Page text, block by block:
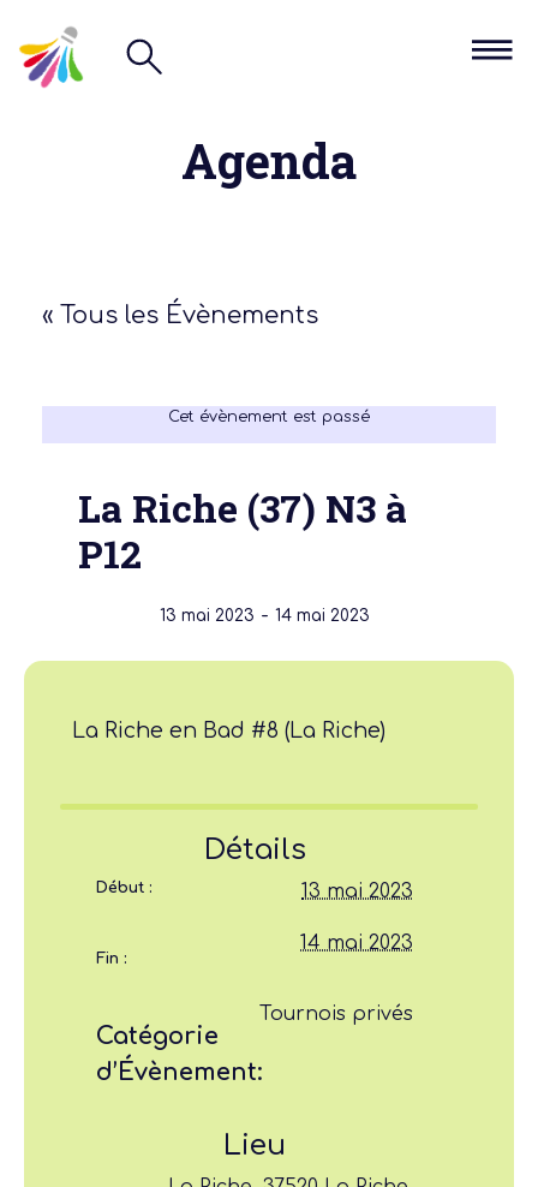
Agenda
« Tous les Évènements
Cet évènement est passé
La Riche (37) N3 à
P12
13 mai 2023 - 14 mai 2023
La Riche en Bad #8 (La Riche)
Détails
Début : 13 mai 2023
Fin :
14 mai 2023
Catégorie
d’Évènement:
Tournois privés
Lieu